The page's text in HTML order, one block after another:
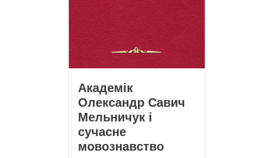
Академік
Олександр Савич
Мельничук і
сучасне
мовознавство